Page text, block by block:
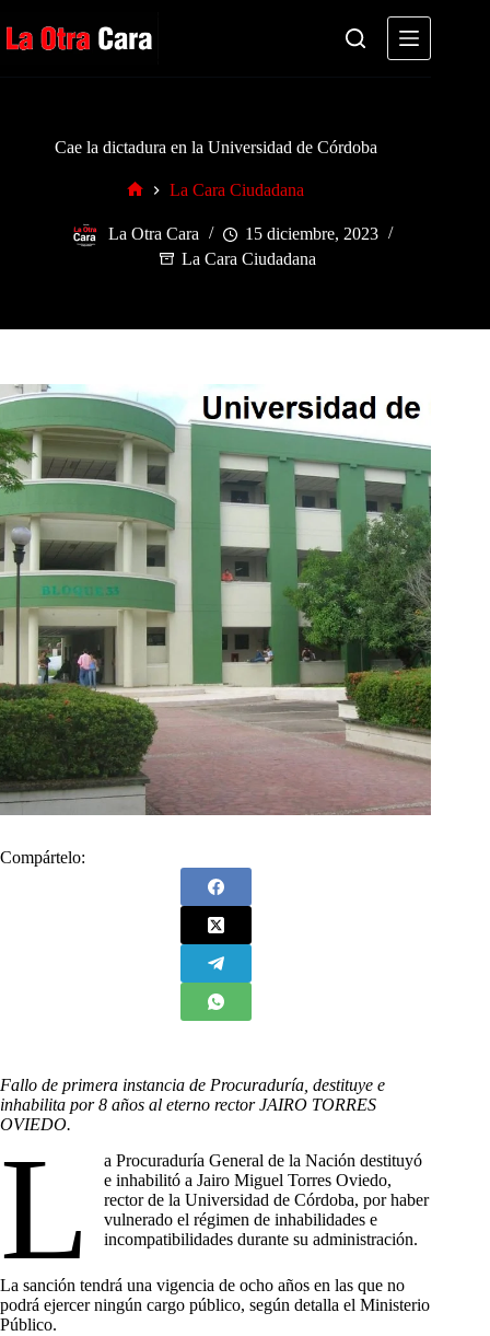
al
contenido
Cae la dictadura en la Universidad de Córdoba
La Cara Ciudadana
La Otra Cara
15 diciembre, 2023
La Cara Ciudadana
Compártelo:
Fallo de primera instancia de Procuraduría, destituye e
inhabilita por 8 años al eterno rector JAIRO TORRES
OVIEDO.
L
a Procuraduría General de la Nación destituyó
e inhabilitó a Jairo Miguel Torres Oviedo,
rector de la Universidad de Córdoba, por haber
vulnerado el régimen de inhabilidades e
incompatibilidades durante su administración.
La sanción tendrá una vigencia de ocho años en las que no
podrá ejercer ningún cargo público, según detalla el Ministerio
Público.